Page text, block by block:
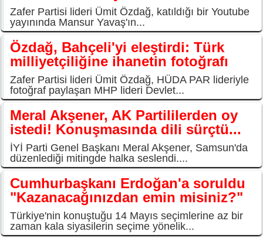
Zafer Partisi lideri Ümit Özdağ, katıldığı bir Youtube
yayınında Mansur Yavaş'ın...
Özdağ, Bahçeli'yi eleştirdi: Türk
milliyetçiliğine ihanetin fotoğrafı
Zafer Partisi lideri Ümit Özdağ, HÜDA PAR lideriyle
fotoğraf paylaşan MHP lideri Devlet...
Meral Akşener, AK Partililerden oy
istedi! Konuşmasında dili sürçtü...
İYİ Parti Genel Başkanı Meral Akşener, Samsun'da
düzenlediği mitingde halka seslendi....
Cumhurbaşkanı Erdoğan'a soruldu
"Kazanacağınızdan emin misiniz?"
Türkiye'nin konuştuğu 14 Mayıs seçimlerine az bir
zaman kala siyasilerin seçime yönelik...